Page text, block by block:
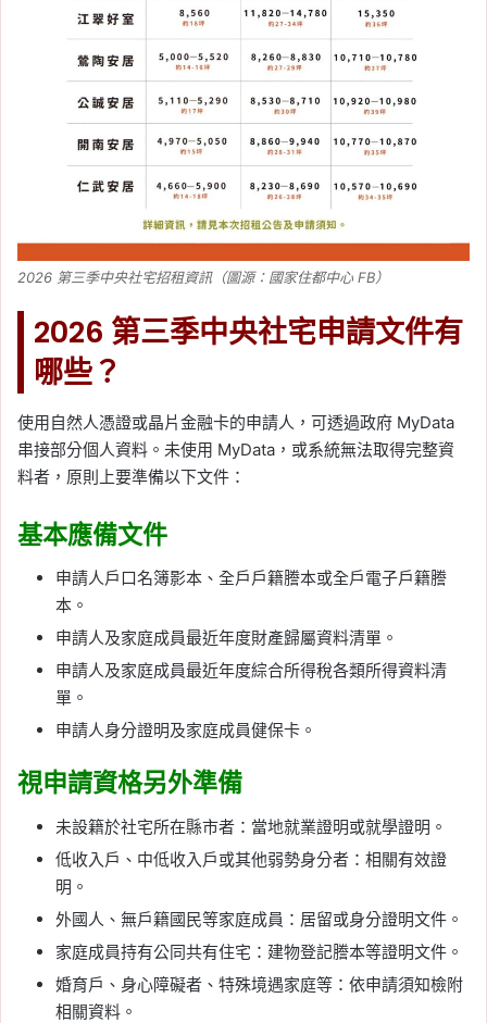
2026 第三季中央社宅招租資訊（圖源：國家住都中心 FB）
2026 第三季中央社宅申請文件有
哪些？
使用自然人憑證或晶片金融卡的申請人，可透過政府 MyData
串接部分個人資料。未使用 MyData，或系統無法取得完整資
料者，原則上要準備以下文件：
基本應備文件
申請人戶口名簿影本、全戶戶籍謄本或全戶電子戶籍謄
本。
申請人及家庭成員最近年度財產歸屬資料清單。
申請人及家庭成員最近年度綜合所得稅各類所得資料清
單。
申請人身分證明及家庭成員健保卡。
視申請資格另外準備
未設籍於社宅所在縣市者：當地就業證明或就學證明。
低收入戶、中低收入戶或其他弱勢身分者：相關有效證
明。
外國人、無戶籍國民等家庭成員：居留或身分證明文件。
家庭成員持有公同共有住宅：建物登記謄本等證明文件。
婚育戶、身心障礙者、特殊境遇家庭等：依申請須知檢附
相關資料。